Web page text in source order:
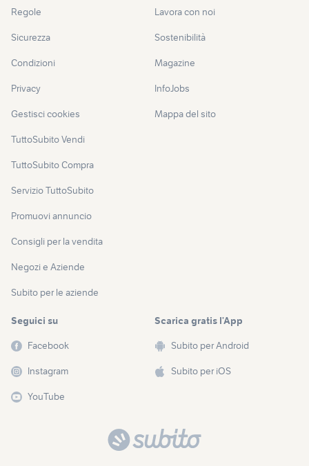
Regole
Sicurezza
Condizioni
Privacy
Gestisci cookies
TuttoSubito Vendi
TuttoSubito Compra
Servizio TuttoSubito
Promuovi annuncio
Consigli per la vendita
Negozi e Aziende
Subito per le aziende
Lavora con noi
Sostenibilità
Magazine
InfoJobs
Mappa del sito
Seguici su
Facebook
Instagram
YouTube
Scarica gratis l’App
Subito per Android
Subito per iOS